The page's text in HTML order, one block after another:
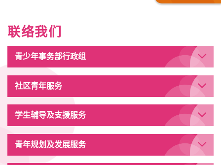
联络我们
青少年事务部行政组
社区青年服务
学生辅导及支援服务
青年规划及发展服务